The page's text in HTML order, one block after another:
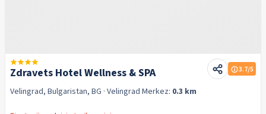
Zdravets Hotel Wellness & SPA 3.7/5
Velingrad, Bulgaristan, BG · Velingrad Merkez: 0.3 km